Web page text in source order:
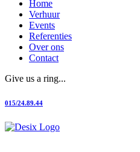
Home
Verhuur
Events
Referenties
Over ons
Contact
Give us a ring...
015/24.89.44